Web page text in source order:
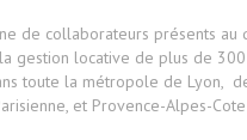
de collaborateurs présents
gestion locative de plus de
toute la métropole de Lyon,
et Provence-Alpes-Cote